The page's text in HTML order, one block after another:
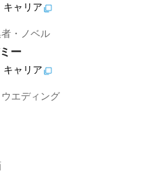
キャリア
・ノベル
ー
キャリア
エディング